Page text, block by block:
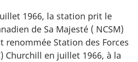
1966, la station prit le
de Sa Majesté ( NCSM)
renommée Station des Forces
Churchill en juillet 1966, à la